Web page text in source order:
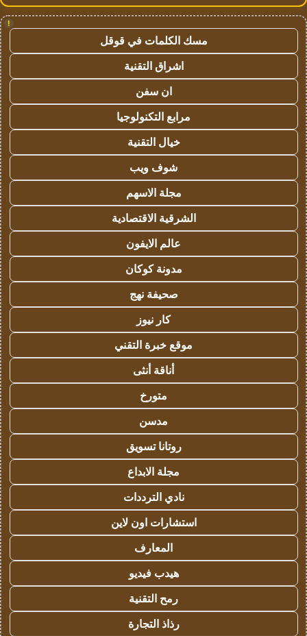
!
مسك الكلمات في قوقل
اشراق التقنية
ان سفن
مرابع التكنولوجيا
خيال التقنية
شوف ويب
مجلة الاسهم
الشرقية الاقتصادية
عالم الايفون
مدونة كوكان
صحيفة نهج
كار نيوز
موقع خبرة التقني
أناقة أنثى
متورخ
مدسن
روتانا تسويق
مجلة الابداع
نادي الترددات
استشارات اون لاين
المعارف
هيدب فيديو
رمح التقنية
رذاذ التجارة